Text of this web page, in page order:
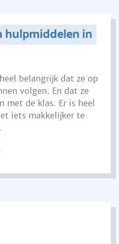
hulpmiddelen in
belangrijk dat ze op
volgen. En dat ze
met de klas. Er is heel
iets makkelijker te